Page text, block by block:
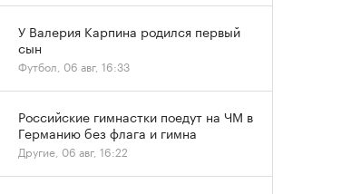
У Валерия Карпина родился первый
сын
Футбол, 06 авг, 16:33
Российские гимнастки поедут на ЧМ в
Германию без флага и гимна
Другие, 06 авг, 16:22